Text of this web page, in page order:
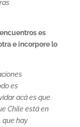
es
e incorpore lo
es
acá es que
Chile está en
que hay